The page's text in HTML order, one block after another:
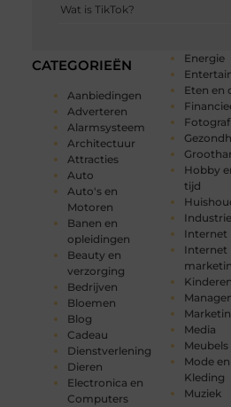
CATEGORIEËN
Aanbiedingen
Adverteren
Alarmsysteem
Architectuur
Attracties
Auto
Auto's en
Motoren
Banen en
opleidingen
Beauty en
verzorging
Bedrijven
Bloemen
Blog
Cadeau
Dienstverlening
Dieren
Electronica en
Computers
Energie
Eten en
Hobby
tijd
Industrie
Internet
Internet
Kinderen
Media
Meubels
Mode en
Kleding
Muziek
Wat is TikTok?